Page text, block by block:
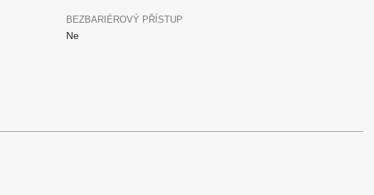
BEZBARIÉROVÝ PŘÍSTUP
Ne